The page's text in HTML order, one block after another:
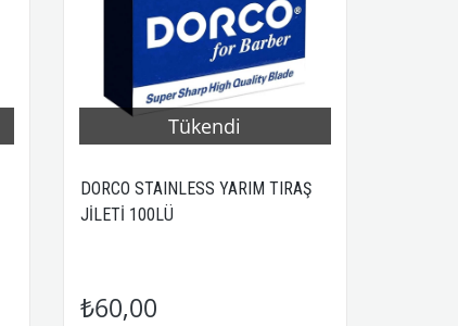
Tükendi
DORCO STAINLESS YARIM TIRAŞ
JİLETİ 100LÜ
₺60,00